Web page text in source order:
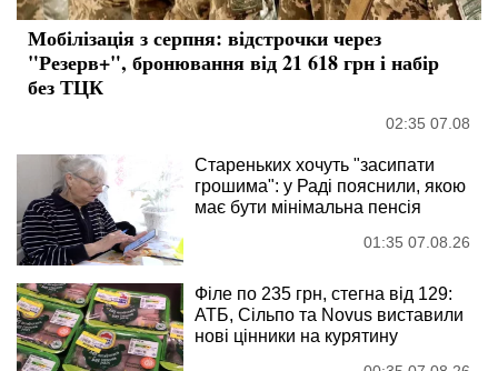
Мобілізація з серпня: відстрочки через
"Резерв+", бронювання від 21 618 грн і набір
без ТЦК
02:35 07.08
Стареньких хочуть "засипати
грошима": у Раді пояснили, якою
має бути мінімальна пенсія
01:35 07.08.26
Філе по 235 грн, стегна від 129:
АТБ, Сільпо та Novus виставили
нові цінники на курятину